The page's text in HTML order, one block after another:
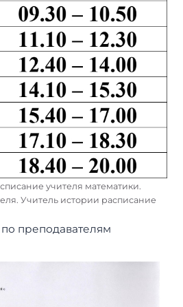
учителя математики.
Учитель истории расписание